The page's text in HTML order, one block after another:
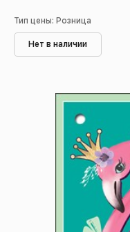
Тип цены: Розница
Нет в наличии